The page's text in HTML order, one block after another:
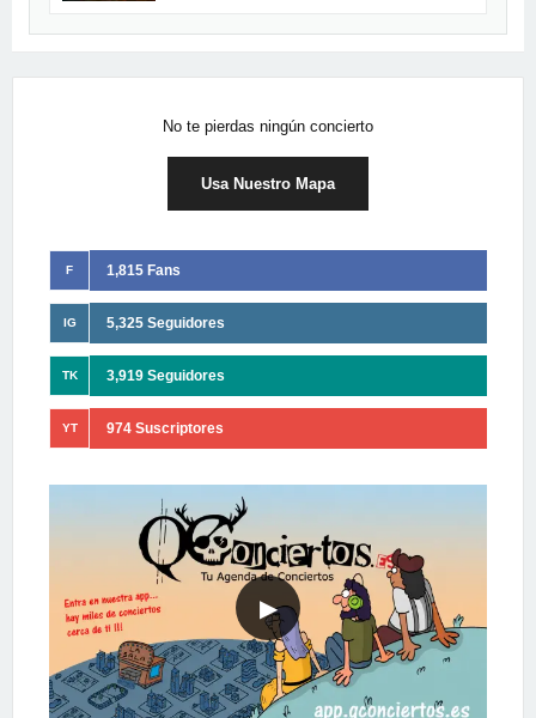
No te pierdas ningún concierto
Usa Nuestro Mapa
F 1,815 Fans
IG 5,325 Seguidores
TK 3,919 Seguidores
YT 974 Suscriptores
▶